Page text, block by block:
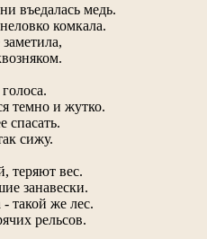
въедалась медь.
комкала.
темно и жутко.
спасать.
сижу.
теряют вес.
занавески.
- такой же лес.
рельсов.